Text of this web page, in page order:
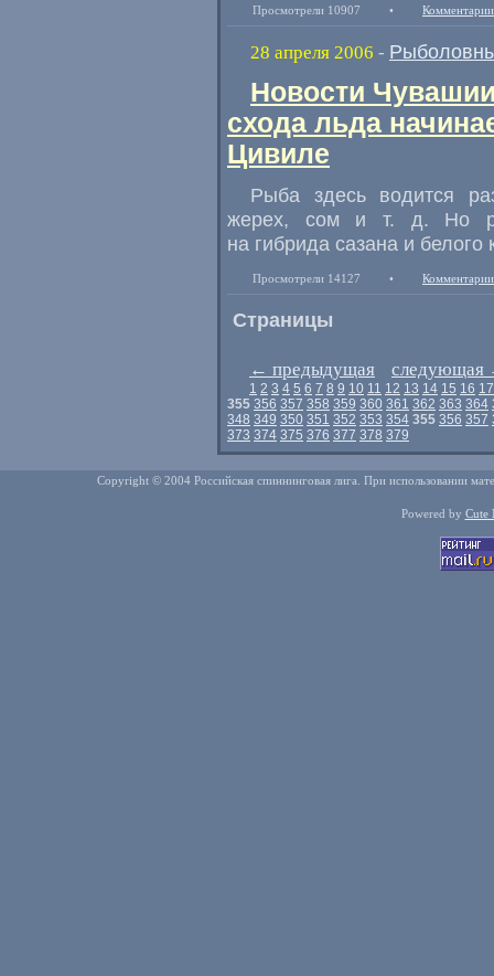
Просмотрели 10907 •
28 апреля 2006 -
Новости
схода льда
Цивиле
Рыба здесь водится
жерех, сом и т. д. Но
на гибрида сазана и
Просмотрели 14127 •
Страницы
← предыдущая следующая
1 2 3 4 5 6 7 8 9 10 11 12 13 14 15 16 17
355 356 357 358 359 360 361 362 363 364
348 349 350 351 352 353 354 355 356 357
373 374 375 376 377 378 379
Copyright © 2004 Российская спиннинговая лига. При использовании
Powered by Cute